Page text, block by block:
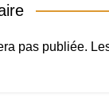
pas publiée.